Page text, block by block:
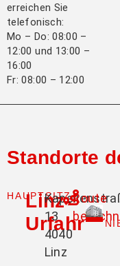
erreichen Sie
telefonisch:
Mo – Do: 08:00 –
12:00 und 13:00 –
16:00
Fr: 08:00 – 12:00
Standorte
HAUPTSITZ
Linz-
Urfahr
13
4040
Linz
Route